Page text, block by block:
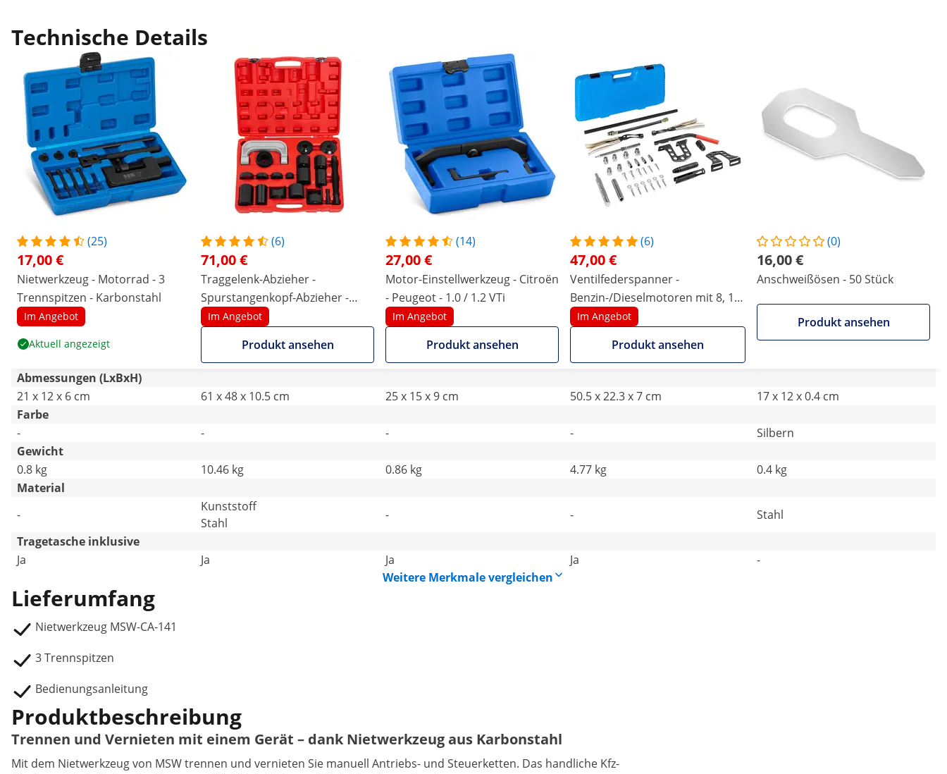
Technische Details
(25)
17,00 €
Nietwerkzeug - Motorrad - 3
Trennspitzen - Karbonstahl
Im Angebot
Aktuell angezeigt
(6)
71,00 €
Traggelenk-Abzieher -
Spurstangenkopf-Abzieher -
Kugelgelenk-Abzieher - für
Transporter, Pickups, Vans oder
SUVs - 21-teilig
Im Angebot
Produkt ansehen
(14)
27,00 €
Motor-Einstellwerkzeug - Citroën
- Peugeot - 1.0 / 1.2 VTi
Im Angebot
Produkt ansehen
(6)
47,00 €
Ventilfederspanner -
Benzin-/Dieselmotoren mit 8, 16,
24 Ventilen
Im Angebot
Produkt ansehen
(0)
16,00 €
Anschweißösen - 50 Stück
Produkt ansehen
Abmessungen (LxBxH)
21 x 12 x 6 cm
61 x 48 x 10.5 cm 25 x 15 x 9 cm 50.5 x 22.3 x 7 cm
17 x 12 x 0.4 cm
Farbe
-
- - -
Silbern
Gewicht
0.8 kg
10.46 kg 0.86 kg 4.77 kg
0.4 kg
Material
-
Kunststoff
Stahl
- -
Stahl
Tragetasche inklusive
Ja
Ja Ja Ja
-
Weitere Merkmale vergleichen
Lieferumfang
Nietwerkzeug MSW-CA-141
3 Trennspitzen
Bedienungsanleitung
Produktbeschreibung
Trennen und Vernieten mit einem Gerät – dank Nietwerkzeug aus Karbonstahl
Mit dem Nietwerkzeug von MSW trennen und vernieten Sie manuell Antriebs- und Steuerketten. Das handliche Kfz-